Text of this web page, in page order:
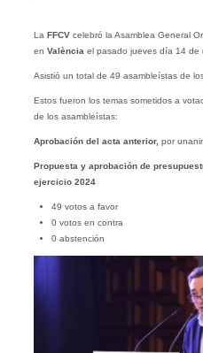
La FFCVcelebró la Asamblea General
en València el pasado jueves día 14 de
Asistió un total de 49 asambleístas de
Estos fueron los temas sometidos a
de los asambleístas:
Aprobación del acta anterior, por
Propuesta y aprobación de
ejercicio 2024
49 votos a favor
0 votos en contra
0 abstención